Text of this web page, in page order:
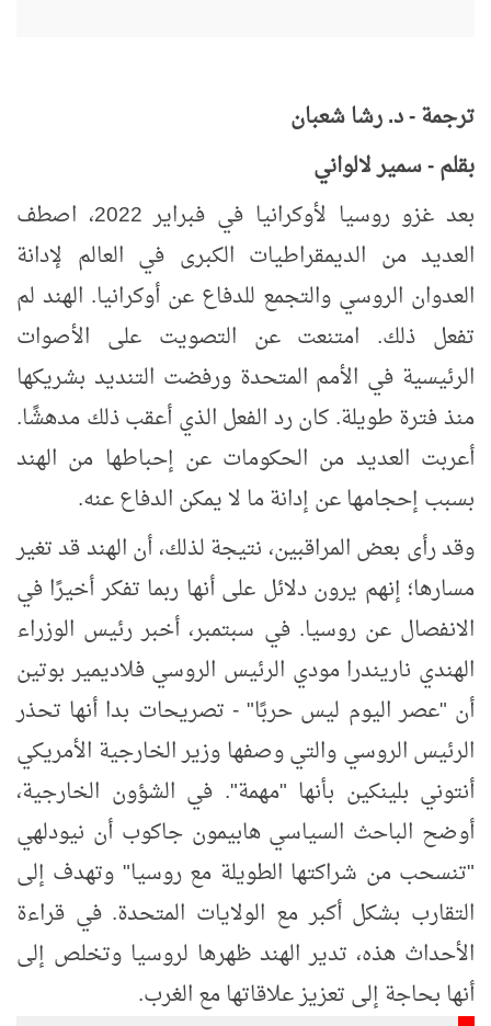
ترجمة - د. رشا شعبان
بقلم - سمير لالواني
بعد غزو روسيا لأوكرانيا في فبراير 2022، اصطف
العديد من الديمقراطيات الكبرى في العالم لإدانة
العدوان الروسي والتجمع للدفاع عن أوكرانيا. الهند لم
تفعل ذلك. امتنعت عن التصويت على الأصوات
الرئيسية في الأمم المتحدة ورفضت التنديد بشريكها
منذ فترة طويلة. كان رد الفعل الذي أعقب ذلك مدهشًا.
أعربت العديد من الحكومات عن إحباطها من الهند
بسبب إحجامها عن إدانة ما لا يمكن الدفاع عنه.
وقد رأى بعض المراقبين، نتيجة لذلك، أن الهند قد تغير
مسارها؛ إنهم يرون دلائل على أنها ربما تفكر أخيرًا في
الانفصال عن روسيا. في سبتمبر، أخبر رئيس الوزراء
الهندي ناريندرا مودي الرئيس الروسي فلاديمير بوتين
أن "عصر اليوم ليس حربًا" - تصريحات بدا أنها تحذر
الرئيس الروسي والتي وصفها وزير الخارجية الأمريكي
أنتوني بلينكين بأنها "مهمة". في الشؤون الخارجية،
أوضح الباحث السياسي هابيمون جاكوب أن نيودلهي
"تنسحب من شراكتها الطويلة مع روسيا" وتهدف إلى
التقارب بشكل أكبر مع الولايات المتحدة. في قراءة
الأحداث هذه، تدير الهند ظهرها لروسيا وتخلص إلى
أنها بحاجة إلى تعزيز علاقاتها مع الغرب.